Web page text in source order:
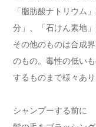
「脂肪酸ナトリウム
分」、「石けん素地
その他のものは合成
のもの。毒性の低い
するものまで様々あり
シャンプーする前に